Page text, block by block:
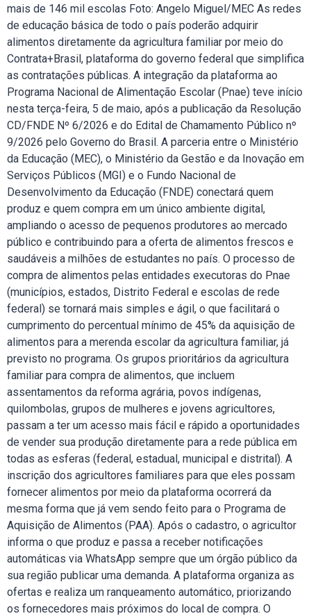
mais de 146 mil escolas Foto: Angelo Miguel/MEC As redes
de educação básica de todo o país poderão adquirir
alimentos diretamente da agricultura familiar por meio do
Contrata+Brasil, plataforma do governo federal que simplifica
as contratações públicas. A integração da plataforma ao
Programa Nacional de Alimentação Escolar (Pnae) teve início
nesta terça-feira, 5 de maio, após a publicação da Resolução
CD/FNDE Nº 6/2026 e do Edital de Chamamento Público nº
9/2026 pelo Governo do Brasil. A parceria entre o Ministério
da Educação (MEC), o Ministério da Gestão e da Inovação em
Serviços Públicos (MGI) e o Fundo Nacional de
Desenvolvimento da Educação (FNDE) conectará quem
produz e quem compra em um único ambiente digital,
ampliando o acesso de pequenos produtores ao mercado
público e contribuindo para a oferta de alimentos frescos e
saudáveis a milhões de estudantes no país. O processo de
compra de alimentos pelas entidades executoras do Pnae
(municípios, estados, Distrito Federal e escolas de rede
federal) se tornará mais simples e ágil, o que facilitará o
cumprimento do percentual mínimo de 45% da aquisição de
alimentos para a merenda escolar da agricultura familiar, já
previsto no programa. Os grupos prioritários da agricultura
familiar para compra de alimentos, que incluem
assentamentos da reforma agrária, povos indígenas,
quilombolas, grupos de mulheres e jovens agricultores,
passam a ter um acesso mais fácil e rápido a oportunidades
de vender sua produção diretamente para a rede pública em
todas as esferas (federal, estadual, municipal e distrital). A
inscrição dos agricultores familiares para que eles possam
fornecer alimentos por meio da plataforma ocorrerá da
mesma forma que já vem sendo feito para o Programa de
Aquisição de Alimentos (PAA). Após o cadastro, o agricultor
informa o que produz e passa a receber notificações
automáticas via WhatsApp sempre que um órgão público da
sua região publicar uma demanda. A plataforma organiza as
ofertas e realiza um ranqueamento automático, priorizando
os fornecedores mais próximos do local de compra. O